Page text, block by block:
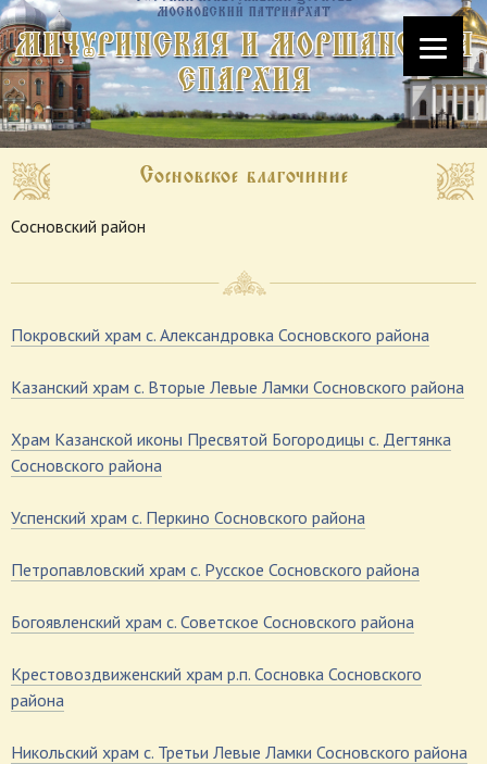
МОСКОВСКИЙ ПАТРИАРХАТ
МИЧУРИНСКАЯ И МОРШАНСКАЯ
ЕПАРХИЯ
Сосновское благочиние
Сосновский район
Покровский храм с. Александровка Сосновского района
Казанский храм с. Вторые Левые Ламки Сосновского района
Храм Казанской иконы Пресвятой Богородицы с. Дегтянка
Сосновского района
Успенский храм с. Перкино Сосновского района
Петропавловский храм с. Русское Сосновского района
Богоявленский храм с. Советское Сосновского района
Крестовоздвиженский храм р.п. Сосновка Сосновского
района
Никольский храм с. Третьи Левые Ламки Сосновского района